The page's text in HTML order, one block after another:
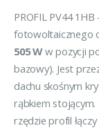
PROFIL PV44
fotowoltaicznego
505 Ww pozycji
bazowy). Jest
dachu skośnym
rąbkiem stojącym.
rzędzie profil